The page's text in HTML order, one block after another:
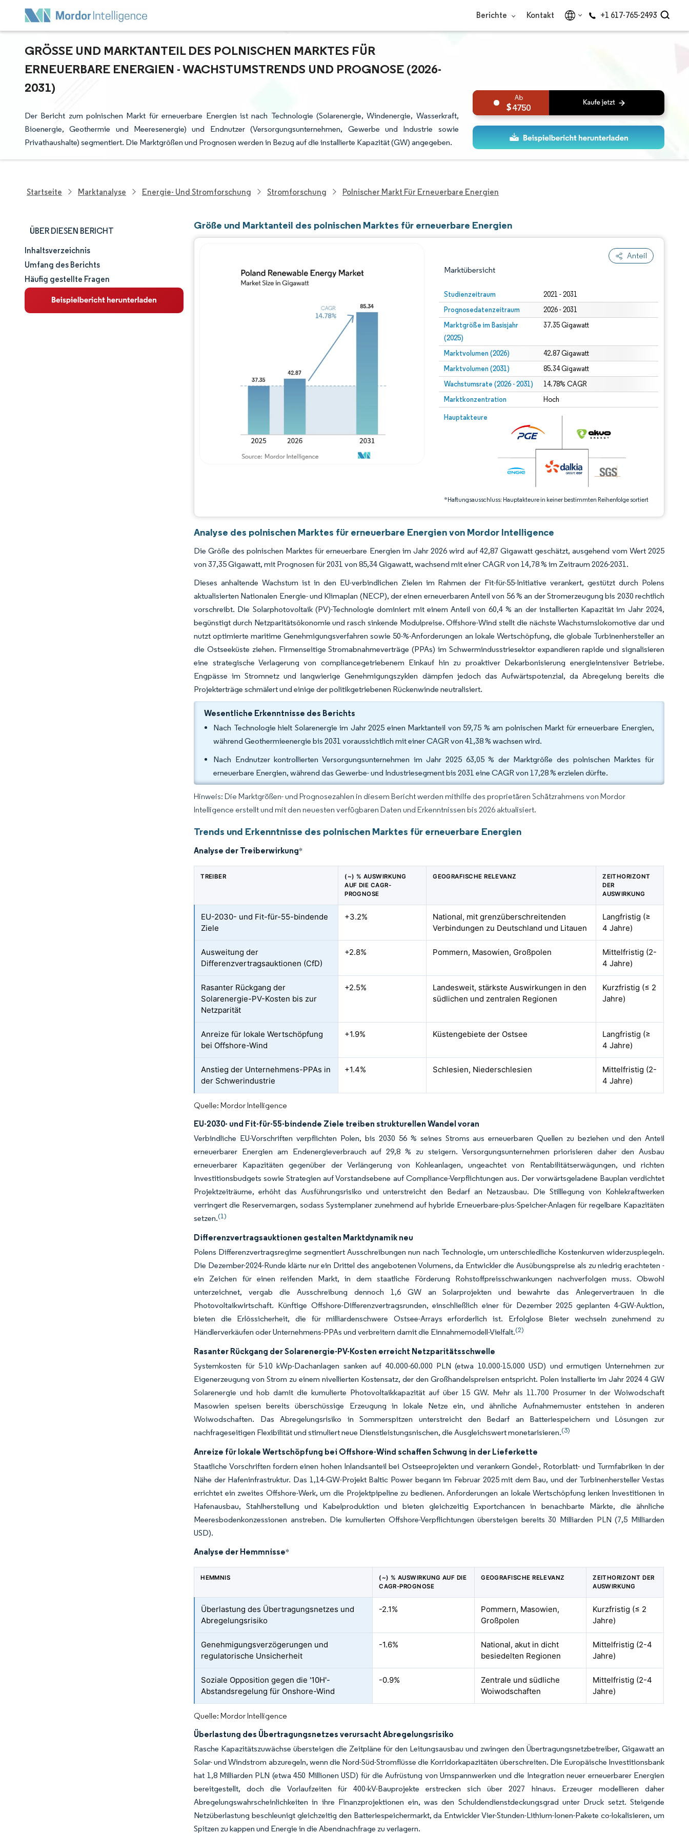
Berichte Kontakt +1 617-765-2493
GRÖSSE UND MARKTANTEIL DES POLNISCHEN MARKTES FÜR E
RNEUERBARE ENERGIEN - WACHSTUMSTRENDS UND PROGNOSE (2026-2
031)
Der Bericht zum polnischen Markt für erneuerbare Energien ist nach Technologie (Solarenergie, Windenergie, Wasserkraft,
Bioenergie, Geothermie und Meeresenergie) und Endnutzer (Versorgungsunternehmen, Gewerbe und Industrie sowie
Privathaushalte) segmentiert. Die Marktgrößen und Prognosen werden in Bezug auf die installierte Kapazität (GW) angegeben.
4750
Startseite Marktanalyse Energie- Und Stromforschung Stromforschung Polnischer Markt Für Erneuerbare Energien
ÜBER DIESEN BERICHT
Marktgröße und -anteil
Marktanalyse
Trends und Einblicke
Inhaltsverzeichnis
Umfang des Berichts
Häufig gestellte Fragen
Größe und Marktanteil des polnischen Marktes für erneuerbare Energien
Anteil
Marktübersicht
Studienzeitraum 2021 - 2031
Prognosedatenzeitraum 2026 - 2031
Marktgröße im Basisjahr
(2025)
37.35 Gigawatt
Marktvolumen (2026) 42.87 Gigawatt
Marktvolumen (2031) 85.34 Gigawatt
Wachstumsrate (2026 - 2031) 14.78% CAGR
Marktkonzentration Hoch
Hauptakteure
*Haftungsausschluss: Hauptakteure in keiner bestimmten Reihenfolge sortiert
Bild © Mordor Intelligence. Wiederverwendung erfordert Namensnennung gemäß CC BY 4.0.
Bild © Mordor Intelligence. Wiederverwendung erfordert Namensnennung gemäß CC BY 4.0.
Analyse des polnischen Marktes für erneuerbare Energien von Mordor Intelligence
Die Größe des polnischen Marktes für erneuerbare Energien im Jahr 2026 wird auf 42,87 Gigawatt geschätzt, ausgehend vom Wert 2025
von 37,35 Gigawatt, mit Prognosen für 2031 von 85,34 Gigawatt, wachsend mit einer CAGR von 14,78 % im Zeitraum 2026-2031.
Dieses anhaltende Wachstum ist in den EU-verbindlichen Zielen im Rahmen der Fit-für-55-Initiative verankert, gestützt durch Polens
aktualisierten Nationalen Energie- und Klimaplan (NECP), der einen erneuerbaren Anteil von 56 % an der Stromerzeugung bis 2030 rechtlich
vorschreibt. Die Solarphotovoltaik (PV)-Technologie dominiert mit einem Anteil von 60,4 % an der installierten Kapazität im Jahr 2024,
begünstigt durch Netzparitätsökonomie und rasch sinkende Modulpreise. Offshore-Wind stellt die nächste Wachstumslokomotive dar und
nutzt optimierte maritime Genehmigungsverfahren sowie 50-%-Anforderungen an lokale Wertschöpfung, die globale Turbinenhersteller an
die Ostseeküste ziehen. Firmenseitige Stromabnahmeverträge (PPAs) im Schwermindusstriesektor expandieren rapide und signalisieren
eine strategische Verlagerung von compliancegetriebenem Einkauf hin zu proaktiver Dekarbonisierung energieintensiver Betriebe.
Engpässe im Stromnetz und langwierige Genehmigungszyklen dämpfen jedoch das Aufwärtspotenzial, da Abregelung bereits die
Projekterträge schmälert und einige der politikgetriebenen Rückenwinde neutralisiert.
Wesentliche Erkenntnisse des Berichts
Nach Technologie hielt Solarenergie im Jahr 2025 einen Marktanteil von 59,75 % am polnischen Markt für erneuerbare Energien,
während Geothermieenergie bis 2031 voraussichtlich mit einer CAGR von 41,38 % wachsen wird.
Nach Endnutzer kontrollierten Versorgungsunternehmen im Jahr 2025 63,05 % der Marktgröße des polnischen Marktes für
erneuerbare Energien, während das Gewerbe- und Industriesegment bis 2031 eine CAGR von 17,28 % erzielen dürfte.
Hinweis: Die Marktgrößen- und Prognosezahlen in diesem Bericht werden mithilfe des proprietären Schätzrahmens von Mordor
Intelligence erstellt und mit den neuesten verfügbaren Daten und Erkenntnissen bis 2026 aktualisiert.
Trends und Erkenntnisse des polnischen Marktes für erneuerbare Energien
Analyse der Treiberwirkung*
TREIBER
(~) % AUSWIRKUNG
AUF DIE CAGR-
PROGNOSE
GEOGRAFISCHE RELEVANZ
ZEITHORIZONT
DER
AUSWIRKUNG
EU-2030- und Fit-für-55-bindende
Ziele
+3.2%
National, mit grenzüberschreitenden
Verbindungen zu Deutschland und Litauen
Langfristig (≥
4 Jahre)
Ausweitung der
Differenzvertragsauktionen (CfD)
+2.8% Pommern, Masowien, Großpolen
Mittelfristig (2-
4 Jahre)
Rasanter Rückgang der
Solarenergie-PV-Kosten bis zur
Netzparität
+2.5%
Landesweit, stärkste Auswirkungen in den
südlichen und zentralen Regionen
Kurzfristig (≤ 2
Jahre)
Anreize für lokale Wertschöpfung
bei Offshore-Wind
+1.9% Küstengebiete der Ostsee
Langfristig (≥
4 Jahre)
Anstieg der Unternehmens-PPAs in
der Schwerindustrie
+1.4% Schlesien, Niederschlesien
Mittelfristig (2-
4 Jahre)
Quelle: Mordor Intelligence
EU-2030- und Fit-für-55-bindende Ziele treiben strukturellen Wandel voran
Verbindliche EU-Vorschriften verpflichten Polen, bis 2030 56 % seines Stroms aus erneuerbaren Quellen zu beziehen und den Anteil
erneuerbarer Energien am Endenergieverbrauch auf 29,8 % zu steigern. Versorgungsunternehmen priorisieren daher den Ausbau
erneuerbarer Kapazitäten gegenüber der Verlängerung von Kohleanlagen, ungeachtet von Rentabilitätserwägungen, und richten
Investitionsbudgets sowie Strategien auf Vorstandsebene auf Compliance-Verpflichtungen aus. Der vorwärtsgeladene Bauplan verdichtet
Projektzeiträume, erhöht das Ausführungsrisiko und unterstreicht den Bedarf an Netzausbau. Die Stilllegung von Kohlekraftwerken
verringert die Reservemargen, sodass Systemplaner zunehmend auf hybride Erneuerbare-plus-Speicher-Anlagen für regelbare Kapazitäten
setzen.(1)
Differenzvertragsauktionen gestalten Marktdynamik neu
Polens Differenzvertragsregime segmentiert Ausschreibungen nun nach Technologie, um unterschiedliche Kostenkurven widerzuspiegeln.
Die Dezember-2024-Runde klärte nur ein Drittel des angebotenen Volumens, da Entwickler die Ausübungspreise als zu niedrig erachteten -
ein Zeichen für einen reifenden Markt, in dem staatliche Förderung Rohstoffpreisschwankungen nachverfolgen muss. Obwohl
unterzeichnet, vergab die Ausschreibung dennoch 1,6 GW an Solarprojekten und bewahrte das Anlegervertrauen in die
Photovoltaikwirtschaft. Künftige Offshore-Differenzvertragsrunden, einschließlich einer für Dezember 2025 geplanten 4-GW-Auktion,
bieten die Erlössicherheit, die für milliardenschwere Ostsee-Arrays erforderlich ist. Erfolglose Bieter wechseln zunehmend zu
Händlerverkäufen oder Unternehmens-PPAs und verbreitern damit die Einnahmemodell-Vielfalt.(2)
Rasanter Rückgang der Solarenergie-PV-Kosten erreicht Netzparitätsschwelle
Systemkosten für 5-10 kWp-Dachanlagen sanken auf 40.000-60.000 PLN (etwa 10.000-15.000 USD) und ermutigen Unternehmen zur
Eigenerzeugung von Strom zu einem nivellierten Kostensatz, der den Großhandelspreisen entspricht. Polen installierte im Jahr 2024 4 GW
Solarenergie und hob damit die kumulierte Photovoltaikkapazität auf über 15 GW. Mehr als 11.700 Prosumer in der Woiwodschaft
Masowien speisen bereits überschüssige Erzeugung in lokale Netze ein, und ähnliche Aufnahmemuster entstehen in anderen
Woiwodschaften. Das Abregelungsrisiko in Sommerspitzen unterstreicht den Bedarf an Batteriespeichern und Lösungen zur
nachfrageseitigen Flexibilität und stimuliert neue Dienstleistungsnischen, die Ausgleichswert monetarisieren.(3)
Anreize für lokale Wertschöpfung bei Offshore-Wind schaffen Schwung in der Lieferkette
Staatliche Vorschriften fordern einen hohen Inlandsanteil bei Ostseeprojekten und verankern Gondel-, Rotorblatt- und Turmfabriken in der
Nähe der Hafeninfrastruktur. Das 1,14-GW-Projekt Baltic Power begann im Februar 2025 mit dem Bau, und der Turbinenhersteller Vestas
errichtet ein zweites Offshore-Werk, um die Projektpipeline zu bedienen. Anforderungen an lokale Wertschöpfung lenken Investitionen in
Hafenausbau, Stahlherstellung und Kabelproduktion und bieten gleichzeitig Exportchancen in benachbarte Märkte, die ähnliche
Meeresbodenkonzessionen anstreben. Die kumulierten Offshore-Verpflichtungen übersteigen bereits 30 Milliarden PLN (7,5 Milliarden
USD).
Analyse der Hemmnisse*
HEMMNIS
(~) % AUSWIRKUNG AUF DIE
CAGR-PROGNOSE
GEOGRAFISCHE RELEVANZ
ZEITHORIZONT DER
AUSWIRKUNG
Überlastung des Übertragungsnetzes und
Abregelungsrisiko
-2.1%
Pommern, Masowien,
Großpolen
Kurzfristig (≤ 2
Jahre)
Genehmigungsverzögerungen und
regulatorische Unsicherheit
-1.6%
National, akut in dicht
besiedelten Regionen
Mittelfristig (2-4
Jahre)
Soziale Opposition gegen die '10H'-
Abstandsregelung für Onshore-Wind
-0.9%
Zentrale und südliche
Woiwodschaften
Mittelfristig (2-4
Jahre)
Quelle: Mordor Intelligence
Überlastung des Übertragungsnetzes verursacht Abregelungsrisiko
Rasche Kapazitätszuwächse übersteigen die Zeitpläne für den Leitungsausbau und zwingen den Übertragungsnetzbetreiber, Gigawatt an
Solar- und Windstrom abzuregeln, wenn die Nord-Süd-Stromflüsse die Korridorkapazitäten überschreiten. Die Europäische Investitionsbank
hat 1,8 Milliarden PLN (etwa 450 Millionen USD) für die Aufrüstung von Umspannwerken und die Integration neuer erneuerbarer Energien
bereitgestellt, doch die Vorlaufzeiten für 400-kV-Bauprojekte erstrecken sich über 2027 hinaus. Erzeuger modellieren daher
Abregelungswahrscheinlichkeiten in ihre Finanzprojektionen ein, was den Schuldendienstdeckungsgrad unter Druck setzt. Steigende
Netzüberlastung beschleunigt gleichzeitig den Batteriespeichermarkt, da Entwickler Vier-Stunden-Lithium-Ionen-Pakete co-lokalisieren, um
Spitzen zu kappen und Energie in die Abendnachfrage zu verlagern.